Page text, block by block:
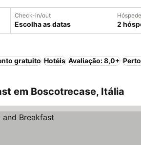
Check-in/out
Escolha as datas 2
gratuito Hotéis Avaliação: 8,0+
em Boscotrecase, Itália